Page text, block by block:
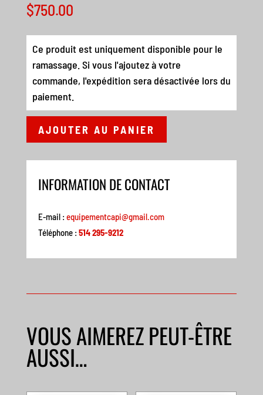
$750.00
Ce produit est uniquement disponible pour le
ramassage. Si vous l'ajoutez à votre
commande, l'expédition sera désactivée lors du
paiement.
AJOUTER AU PANIER
INFORMATION DE CONTACT
E-mail : equipementcapi@gmail.com
Téléphone : 514 295-9212
VOUS AIMEREZ PEUT-ÊTRE
AUSSI…